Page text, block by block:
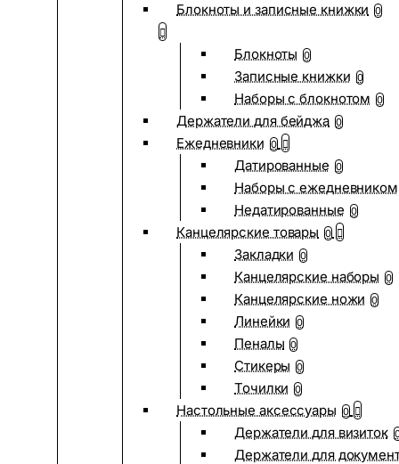
Блокноты и записные книжки 0
Блокноты 0
Записные книжки 0
Наборы с блокнотом 0
Держатели для бейджа 0
Ежедневники 0
Датированные 0
Наборы с ежедневником
Недатированные 0
Канцелярские товары 0
Закладки 0
Канцелярские наборы 0
Канцелярские ножи 0
Линейки 0
Пеналы 0
Стикеры 0
Точилки 0
Настольные аксессуары 0
Держатели для визиток
Держатели для